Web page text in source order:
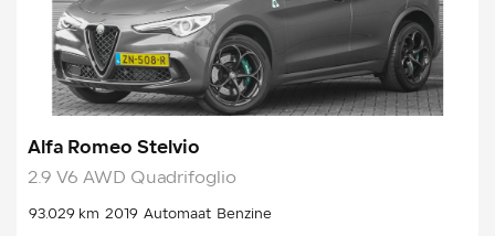
Alfa Romeo Stelvio
2.9 V6 AWD Quadrifoglio
93.029 km 2019 Automaat Benzine